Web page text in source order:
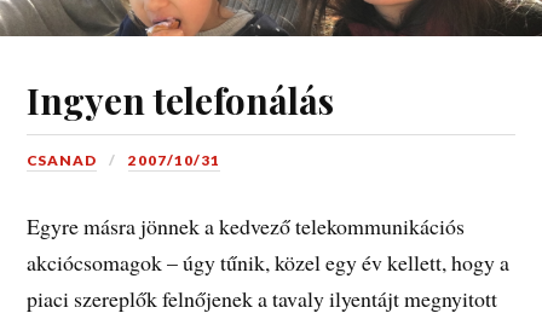
Ingyen telefonálás
CSANAD 2007/10/31
Egyre másra jönnek a kedvező telekommunikációs
akciócsomagok – úgy tűnik, közel egy év kellett, hogy a
piaci szereplők felnőjenek a tavaly ilyentájt megnyitott